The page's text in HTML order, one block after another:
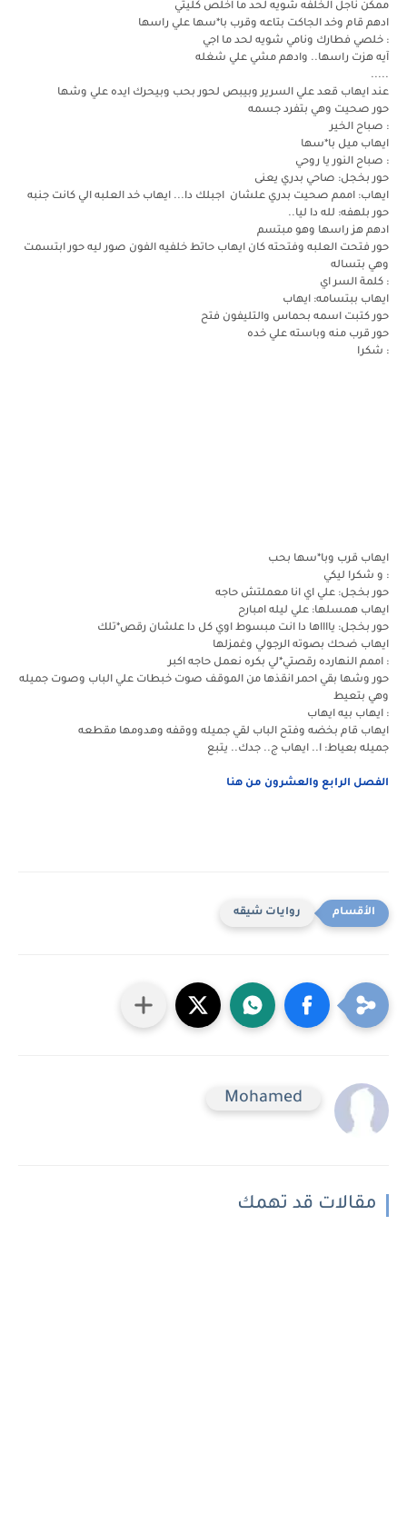
ممكن ناجل الخلفه شويه لحد ما اخلص كليتي
ادهم قام وخد الجاكت بتاعه وقرب با*سها علي راسها
: خلصي فطارك ونامي شويه لحد ما اجي
آيه هزت راسها.. وادهم مشي علي شغله
.....
عند ايهاب قعد علي السرير وبيبص لحور بحب وبيحرك ايده علي وشها
حور صحيت وهي بتفرد جسمه
: صباح الخير
ايهاب ميل با*سها
: صباح النور يا روحي
حور بخجل: صاحي بدري يعنى
ايهاب: اممم صحيت بدري علشان اجبلك دا... ايهاب خد العلبه الي كانت جنبه
حور بلهفه: لله دا ليا..
ادهم هز راسها وهو مبتسم
حور فتحت العلبه وفتحته كان ايهاب حاتط خلفيه الفون صور ليه حور ابتسمت
وهي بتساله
: كلمة السر اي
ايهاب ببتسامه: ايهاب
حور كتبت اسمه بحماس والتليفون فتح
حور قرب منه وباسته علي خده
: شكرا
ايهاب قرب وبا*سها بحب
: و شكرا ليكي
حور بخجل: علي اي انا معملتش حاجه
ايهاب همسلها: علي ليله امبارح
حور بخجل: يااااها دا انت مبسوط اوي كل دا علشان رقص*تلك
ايهاب ضحك بصوته الرجولي وغمزلها
: اممم النهارده رقصتي*لي بكره نعمل حاجه اكبر
حور وشها بقي احمر انقذها من الموقف صوت خبطات علي الباب وصوت جميله
وهي بتعيط
: ايهاب بيه ايهاب
ايهاب قام بخضه وفتح الباب لقي جميله ووقفه وهدومها مقطعه
جميله بعياط: ا.. ايهاب ج.. جدك.. يتبع
الفصل الرابع والعشرون من هنا
روايات شيقه
Mohamed
مقالات قد تهمك